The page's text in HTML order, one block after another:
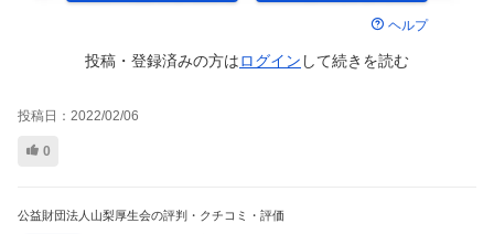
ヘルプ
投稿・登録済みの方はログイン して続きを読む
投稿日： 2022/02/06
0
公益財団法人山梨厚生会の評判・クチコミ・評価